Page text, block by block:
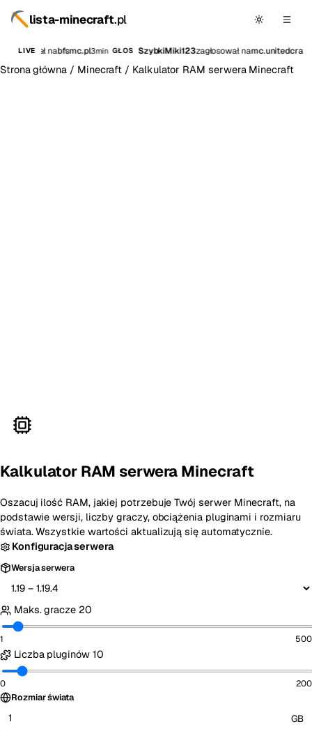
lista-minecraft.pl
LIVE
zagłosował nabfsmc.pl3min GŁOS SzybkiMiki123zagłosował na
Strona główna / Minecraft / Kalkulator RAM serwera Minecraft
Kalkulator RAM serwera Minecraft
Oszacuj ilość RAM, jakiej potrzebuje Twój serwer Minecraft, na
podstawie wersji, liczby graczy, obciążenia pluginami i rozmiaru
świata. Wszystkie wartości aktualizują się automatycznie.
Konfiguracja serwera
Wersja serwera
Maks. gracze 20
1 500
Liczba pluginów 10
0 200
Rozmiar świata
GB